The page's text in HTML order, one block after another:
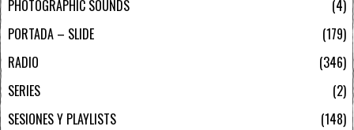
PHOTOGRAPHIC SOUNDS
4
PORTADA – SLIDE
179
RADIO
346
SERIES
2
SESIONES Y PLAYLISTS
148